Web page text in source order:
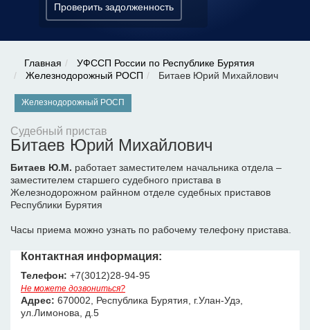
Проверить задолженность
Главная
УФССП России по Республике Бурятия
Железнодорожный РОСП
Битаев Юрий Михайлович
Железнодорожный РОСП
Судебный пристав
Битаев Юрий Михайлович
Битаев Ю.М. работает заместителем начальника отдела –
заместителем старшего судебного пристава в
Железнодорожном райнном отделе судебных приставов
Республики Бурятия
Часы приема можно узнать по рабочему телефону пристава.
Контактная информация:
Телефон: +7(3012)28-94-95
Не можете дозвониться?
Адрес: 670002, Республика Бурятия, г.Улан-Удэ,
ул.Лимонова, д.5